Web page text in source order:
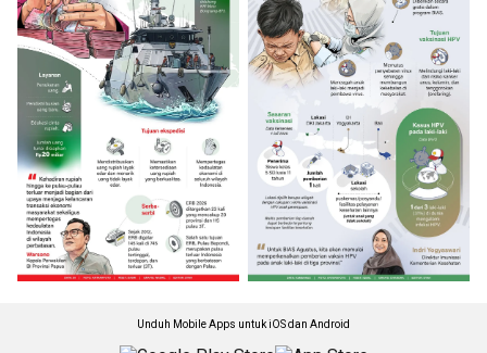
Unduh Mobile Apps untuk iOS dan Android